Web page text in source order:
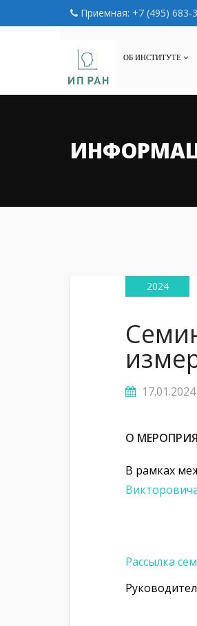
Приемная: +7 (495) 683-
ОБ ИНСТИТУТЕ
2024
17.01.2024
О
В рамках
Рассылка